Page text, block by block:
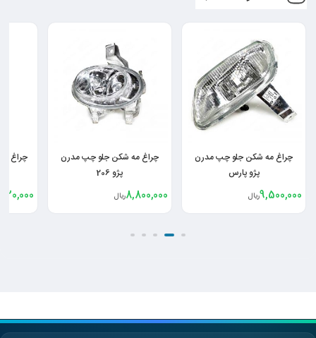
مدرن
چراغ مه شکن جلو چپ مدرن
8,800,000
چراغ مه شکن جلو راست مدرن
8,920,000